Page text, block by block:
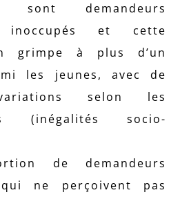
sont demandeurs
inoccupés et cette
grimpe à plus d’un
les jeunes, avec de
selon les
(inégalités socio-
de demandeurs
qui ne perçoivent pas